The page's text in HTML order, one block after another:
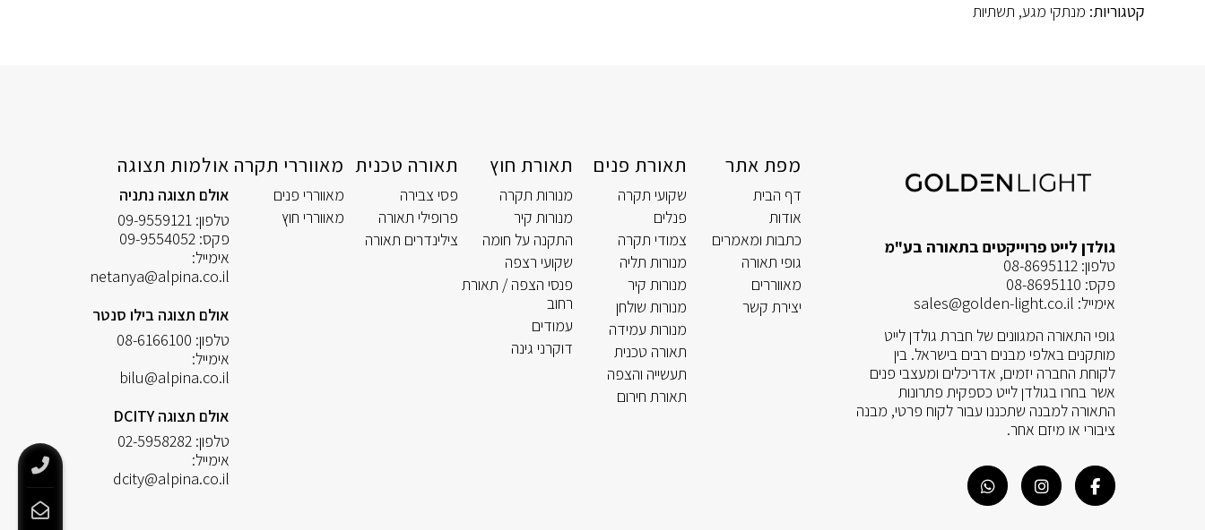
קטגוריות: מנתקי מגע, תשתיות
גולדן לייט פרוייקטים בתאורה בע"מ
טלפון: 08-8695112
פקס: 08-8695110
אימייל: sales@golden-light.co.il
גופי התאורה המגוונים של חברת גולדן לייט
מותקנים באלפי מבנים רבים בישראל. בין
לקוחת החברה יזמים, אדריכלים ומעצבי פנים
אשר בחרו בגולדן לייט כספקית פתרונות
התאורה למבנה שתכננו עבור לקוח פרטי, מבנה
ציבורי או מיזם אחר.
מפת אתר
דף הבית
אודות
כתבות ומאמרים
גופי תאורה
מאווררים
יצירת קשר
תאורת פנים
שקועי תקרה
פנלים
צמודי תקרה
מנורות תליה
מנורות קיר
מנורות שולחן
מנורות עמידה
תאורה טכנית
תעשייה והצפה
תאורת חירום
תאורת חוץ
מנורות תקרה
מנורות קיר
התקנה על חומה
שקועי רצפה
פנסי הצפה / תאורת
רחוב
עמודים
דוקרני גינה
תאורה טכנית
פסי צבירה
פרופילי תאורה
צילינדרים תאורה
מאווררי תקרה
מאווררי פנים
מאווררי חוץ
אולמות תצוגה
אולם תצוגה נתניה
טלפון: 09-9559121
פקס: 09-9554052
אימייל:
netanya@alpina.co.il
אולם תצוגה בילו סנטר
טלפון: 08-6166100
אימייל:
bilu@alpina.co.il
אולם תצוגה DCITY
טלפון: 02-5958282
אימייל:
dcity@alpina.co.il